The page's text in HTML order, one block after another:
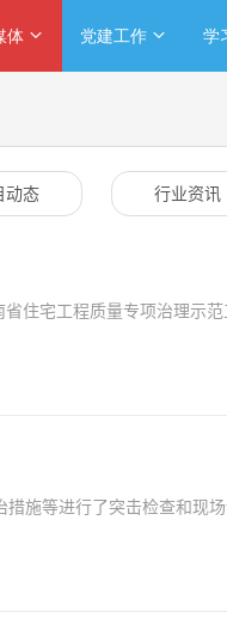
体 党建工作 学
动态 行业资讯
住宅工程质量专项治理示
施等进行了突击检查和现